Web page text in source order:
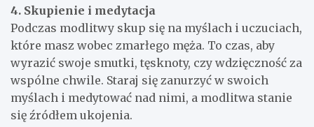
4. Skupienie i medytacja
Podczas modlitwy skup się na myślach i uczuciach,
które masz wobec zmarłego męża. To czas, aby
wyrazić swoje smutki, tęsknoty, czy wdzięczność za
wspólne chwile. Staraj się zanurzyć w swoich
myślach i medytować nad nimi, a modlitwa stanie
się źródłem ukojenia.